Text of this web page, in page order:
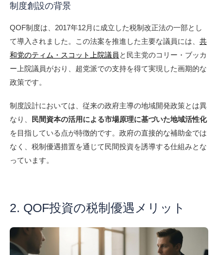
制度創設の背景
QOF制度は、2017年12月に成立した税制改正法の一部とし
て導入されました。この法案を推進した主要な議員には、 共
和党のティム・スコット上院議員 と民主党のコリー・ブッカ
ー上院議員がおり、超党派での支持を得て実現した画期的な
政策です。
制度設計においては、従来の政府主導の地域開発政策とは異
なり、
民間資本の活用による市場原理に基づいた地域活性化
を目指している点が特徴的です。政府の直接的な補助金では
なく、税制優遇措置を通じて民間投資を誘導する仕組みとな
っています。
2. QOF投資の税制優遇メリット